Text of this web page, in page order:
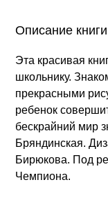
Описание книги
Эта красивая
школьнику.
прекрасными
ребенок
бескрайний мир
Бряндинская.
Бирюкова. Под
Чемпиона.